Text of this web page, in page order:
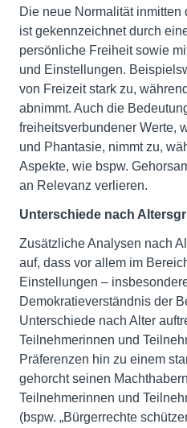
Die neue Normalität
ist gekennzeichnet durch
persönliche Freiheit sowie
und Einstellungen.
von Freizeit stark zu,
abnimmt. Auch die
freiheitsverbundener Werte,
und Phantasie, nimmt zu,
Aspekte, wie bspw.
an Relevanz verlieren.
Unterschiede nach
Zusätzliche Analysen nach
auf, dass vor allem im
Einstellungen –
Demokratieverständnis der
Unterschiede nach Alter
Teilnehmerinnen und
Präferenzen hin zu einem
gehorcht seinen
Teilnehmerinnen und
(bspw. „Bürgerrechte